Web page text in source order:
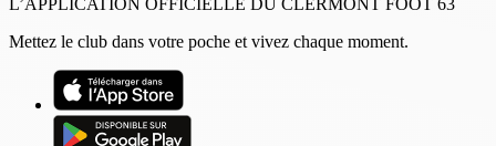
L’APPLICATION OFFICIELLE DU CLERMONT FOOT 63
Mettez le club dans votre poche et vivez chaque moment.